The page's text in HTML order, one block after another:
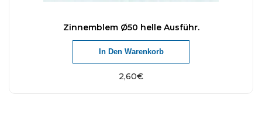
Zinnemblem Ø50 helle Ausführ.
2,60€
In Den Warenkorb